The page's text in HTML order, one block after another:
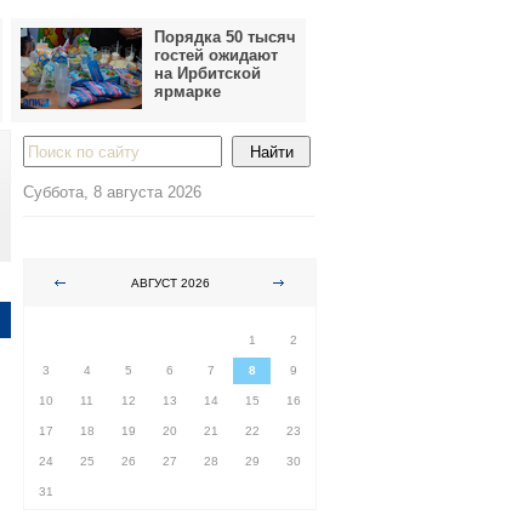
Порядка 50 тысяч
гостей ожидают
на Ирбитской
ярмарке
Суббота, 8 августа 2026
АВГУСТ 2026
1
2
3 4 5 6 7 8 9
10 11 12 13 14 15 16
17 18 19 20 21 22 23
24 25 26 27 28 29 30
31